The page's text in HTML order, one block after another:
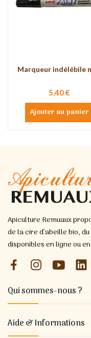
Marqueur indélébile
5,40 €
Ajouter au panier
Apiculture Remuaux
de la cire d’abeille bio,
disponibles en ligne ou
Qui sommes-nous ?
Aide & Informations